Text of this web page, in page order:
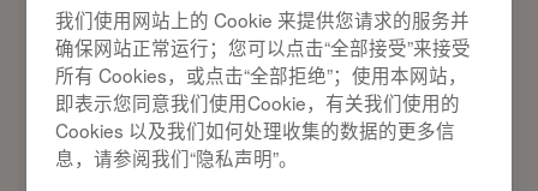
性能较差，且质量不稳定等问题，所以公安部门
规定：单扇防火门外形尺寸不超过1023，双扇防
火门外形尺寸不得超过2123。
6、对于非标防火门并没有强制性的限定，但
我们使用网站上的 Cookie 来提供您请求的服务并
确保网站正常运行；您可以点击“全部接受”来接受
所有 Cookies，或点击“全部拒绝”；使用本网站，
即表示您同意我们使用Cookie，有关我们使用的
Cookies 以及我们如何处理收集的数据的更多信
息，请参阅我们“隐私声明”。